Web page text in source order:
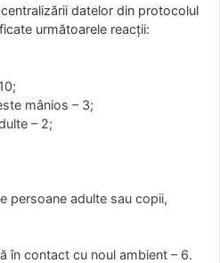
datelor din protocolul
următoarele reacții:
mânios – 3;
– 2;
persoane adulte sau copii,
în contact cu noul ambient – 6.